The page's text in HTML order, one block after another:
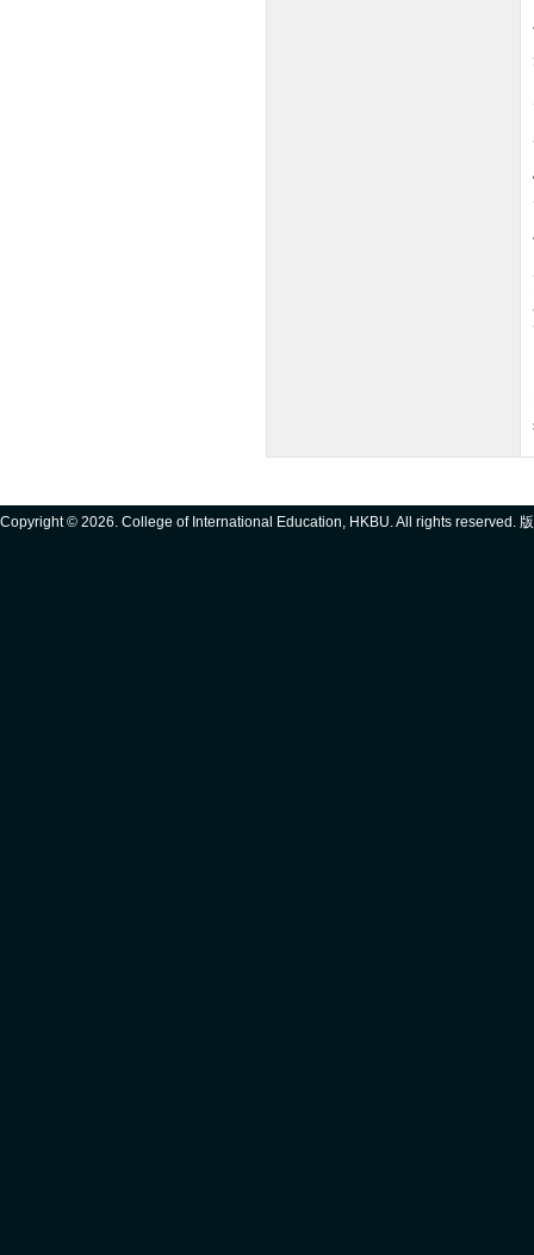
Copyright © 2026. College of International Education, HKBU. All rights reserved.